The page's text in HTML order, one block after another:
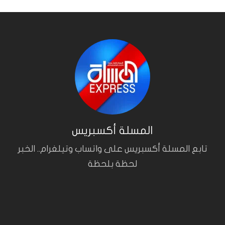
المسلة أكسبريس
تابع المسلة أكسبريس على واتساب وتيلغرام.. الخبر
لحظة بلحظة